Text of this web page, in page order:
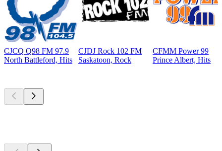
CJCQ Q98 FM 97.9
North Battleford, Hits
CJDJ Rock 102 FM
Saskatoon, Rock
CFMM Power 99
Prince Albert, Hits